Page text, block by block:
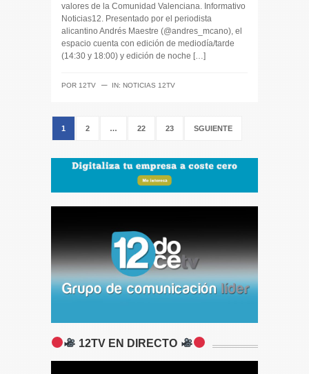
valores de la Comunidad Valenciana. Informativo
Noticias12. Presentado por el periodista
alicantino Andrés Maestre (@andres_mcano), el
espacio cuenta con edición de mediodía/tarde
(14:30 y 18:00) y edición de noche […]
POR 12TV ─ IN: NOTICIAS 12TV
1 2 … 22 23 SGUIENTE
12TV EN DIRECTO